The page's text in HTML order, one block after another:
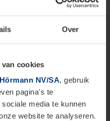
Over
cookies
Hörmann NV/SA, gebruik
pagina's te
media te kunnen
website te analyseren.